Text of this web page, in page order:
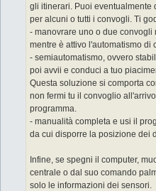
gli itinerari. Puoi eventualmente
per alcuni o tutti i convogli. Ti
- manovrare uno o due
mentre è attivo l'automatismo di
- semiautomatismo, ovvero
poi avvii e conduci a tuo
Questa soluzione si comporta
non fermi tu il convoglio
programma.
- manualità completa e usi il
da cui disporre la posizione dei
Infine, se spegni il computer,
centrale o dal suo comando
solo le informazioni dei sensori.